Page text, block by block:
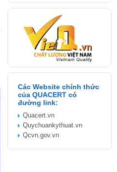
Các Website chính thức
của QUACERT có
đường link:
Quacert.vn
Quychuankythuat.vn
Qcvn.gov.vn